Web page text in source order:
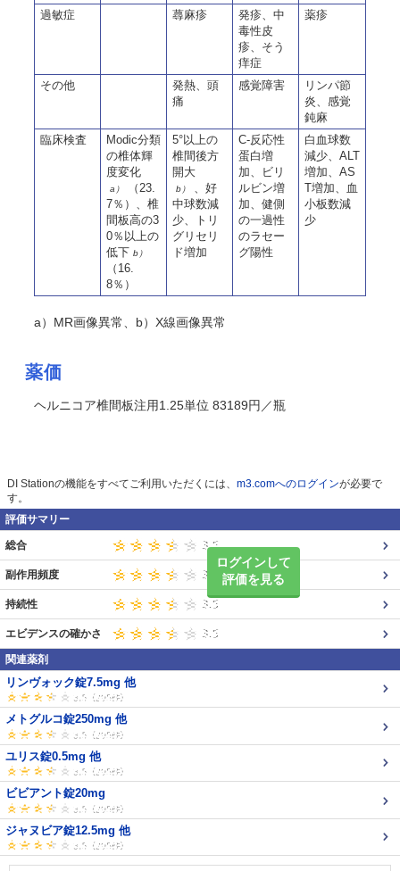
過敏症
蕁麻疹
発疹、中
毒性皮
疹、そう
痒症
薬疹
その他
発熱、頭
痛
感覚障害
リンパ節
炎、感覚
鈍麻
臨床検査
Modic分類
の椎体輝
度変化
a）
（23.
7％）、椎
間板高の3
0％以上の
低下 b）
（16.
8％）
5°以上の
椎間後方
開大
b）
、好
中球数減
少、トリ
グリセリ
ド増加
C-反応性
蛋白増
加、ビリ
ルビン増
加、健側
の一過性
のラセー
グ陽性
白血球数
減少、ALT
増加、AS
T増加、血
小板数減
少
a）MR画像異常、b）X線画像異常
薬価
ヘルニコア椎間板注用1.25単位 83189円／瓶
DI Stationの機能をすべてご利用いただくには、 m3.comへのログインが必要で
す。
評価サマリー
ログインして
評価を見る
総合
副作用頻度
持続性
エビデンスの確かさ
関連薬剤
リンヴォック錠7.5mg 他
メトグルコ錠250mg 他
ユリス錠0.5mg 他
ビビアント錠20mg
ジャヌビア錠12.5mg 他